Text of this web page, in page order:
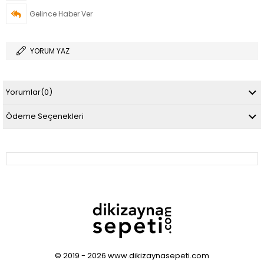
Gelince Haber Ver
YORUM YAZ
Yorumlar(0)
Ödeme Seçenekleri
© 2019 - 2026 www.dikizaynasepeti.com